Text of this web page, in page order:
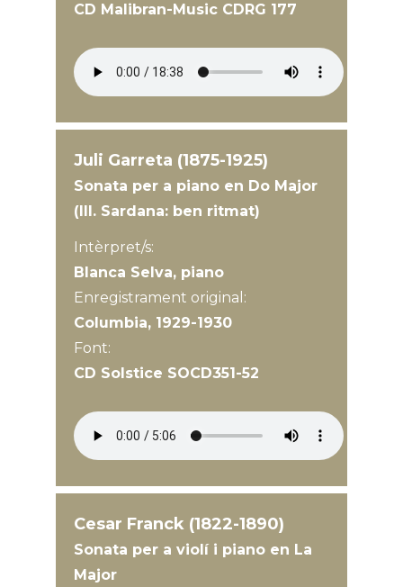
CD Malibran-Music CDRG 177
Juli Garreta (1875-1925)
Sonata per a piano en Do Major
(III. Sardana: ben ritmat)
Intèrpret/s:
Blanca Selva, piano
Enregistrament original:
Columbia, 1929-1930
Font:
CD Solstice SOCD351-52
Cesar Franck (1822-1890)
Sonata per a violí i piano en La
Major